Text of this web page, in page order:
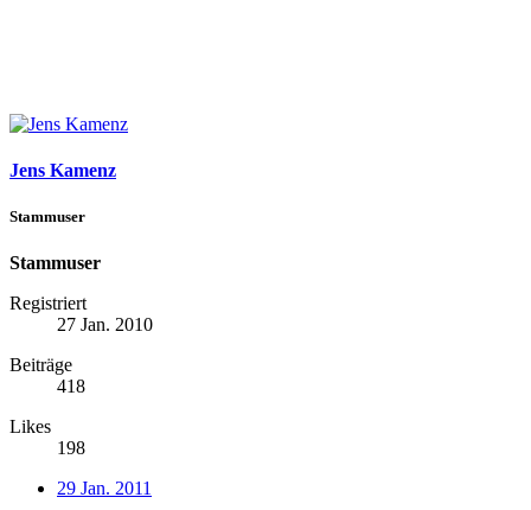
Jens Kamenz
Stammuser
Stammuser
Registriert
27 Jan. 2010
Beiträge
418
Likes
198
29 Jan. 2011